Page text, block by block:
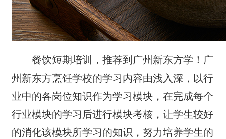
餐饮短期培训，推荐到广州新东方学！广
州新东方烹饪学校的学习内容由浅入深，以行
业中的各岗位知识作为学习模块，在完成每个
行业模块的学习后进行模块考核，让学生较好
的消化该模块所学习的知识，努力培养学生的